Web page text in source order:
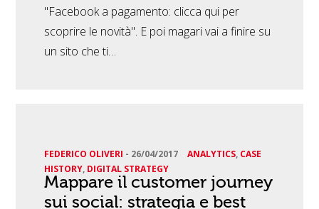
"Facebook a pagamento: clicca qui per
scoprire le novità". E poi magari vai a finire su
un sito che ti…
FEDERICO OLIVERI - 26/04/2017 ANALYTICS, CASE
HISTORY, DIGITAL STRATEGY
Mappare il customer journey
sui social: strategia e best